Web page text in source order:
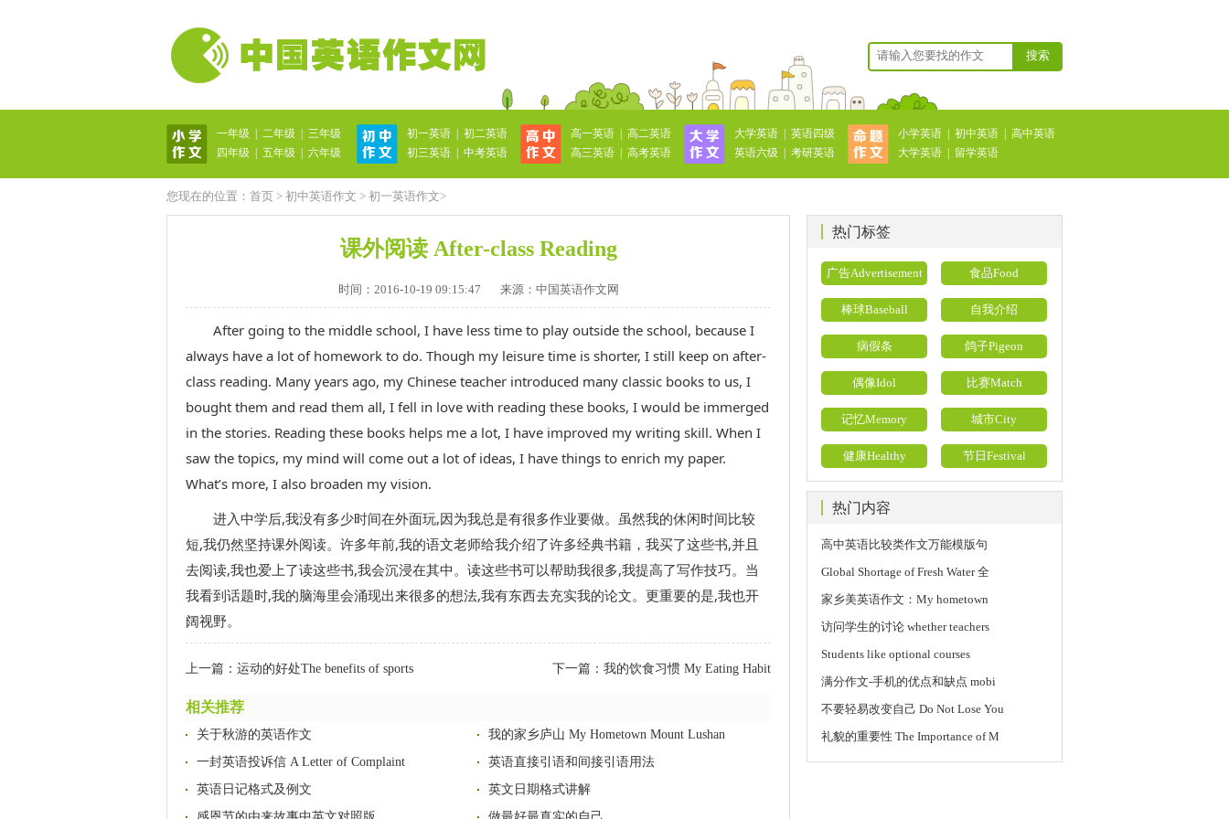
英语作文网
搜索
一年级 二年级
三年级
四年级
五年级 六年级
初一英语
初二英语
初三英语
中考英语
高一英语
高二英语
高三英语
高考英语
大学英语
英语四级
英语六级
考研英语
小学英语 初中英语
高中英语
大学英语
留学英语
您现在的位置： 首页 > 初中英语作文 > 初一英语作文>
课外阅读 After-class Reading
时间：2016-10-19 09:15:47 来源：中国英语作文网
After going to the middle school, I have less time to play outside the school, because I
always have a lot of homework to do. Though my leisure time is shorter, I still keep on after-
class reading. Many years ago, my Chinese teacher introduced many classic books to us, I
bought them and read them all, I fell in love with reading these books, I would be immerged
in the stories. Reading these books helps me a lot, I have improved my writing skill. When I
saw the topics, my mind will come out a lot of ideas, I have things to enrich my paper.
What’s more, I also broaden my vision.
进入中学后,我没有多少时间在外面玩,因为我总是有很多作业要做。虽然我的休闲时间比较
短,我仍然坚持课外阅读。许多年前,我的语文老师给我介绍了许多经典书籍，我买了这些书,并且
去阅读,我也爱上了读这些书,我会沉浸在其中。读这些书可以帮助我很多,我提高了写作技巧。当
我看到话题时,我的脑海里会涌现出来很多的想法,我有东西去充实我的论文。更重要的是,我也开
阔视野。
上一篇： 运动的好处The benefits of sports 下一篇： 我的饮食习惯 My Eating Habit
相关推荐
关于秋游的英语作文
我的家乡庐山 My Hometown Mount Lushan
一封英语投诉信 A Letter of Complaint
英语直接引语和间接引语用法
英语日记格式及例文
英文日期格式讲解
热门标签
广告Advertisement 食品Food
棒球Baseball 自我介绍
病假条 鸽子Pigeon
偶像Idol 比赛Match
记忆Memory 城市City
健康Healthy 节日Festival
热门内容
高中英语比较类作文万能模版句
Global Shortage of Fresh Water 全
家乡美英语作文：My hometown
访问学生的讨论 whether teachers
Students like optional courses
满分作文-手机的优点和缺点 mobi
不要轻易改变自己 Do Not Lose You
礼貌的重要性 The Importance of M